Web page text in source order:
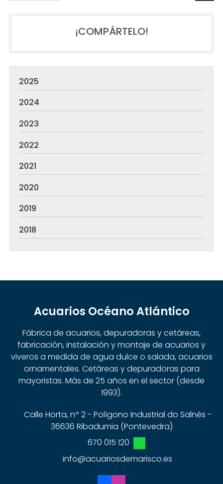
¡COMPÁRTELO!
2025
2024
2023
2022
2021
2020
2019
2018
Acuarios Océano Atlántico
Fábrica de acuarios, depuradoras y cetáreas,
fabricación, instalación y montaje de acuarios y
viveros a medida de agua dulce o salada, acuarios
ornamentales. Cetáreas y depuradoras para
mayoristas. Más de 25 años en el sector (desde
1993).
Calle Horta, nº 2 - Polígono Industrial do Salnés -
36636 Ribadumia (Pontevedra)
670 015 120
info@acuariosdemarisco.es